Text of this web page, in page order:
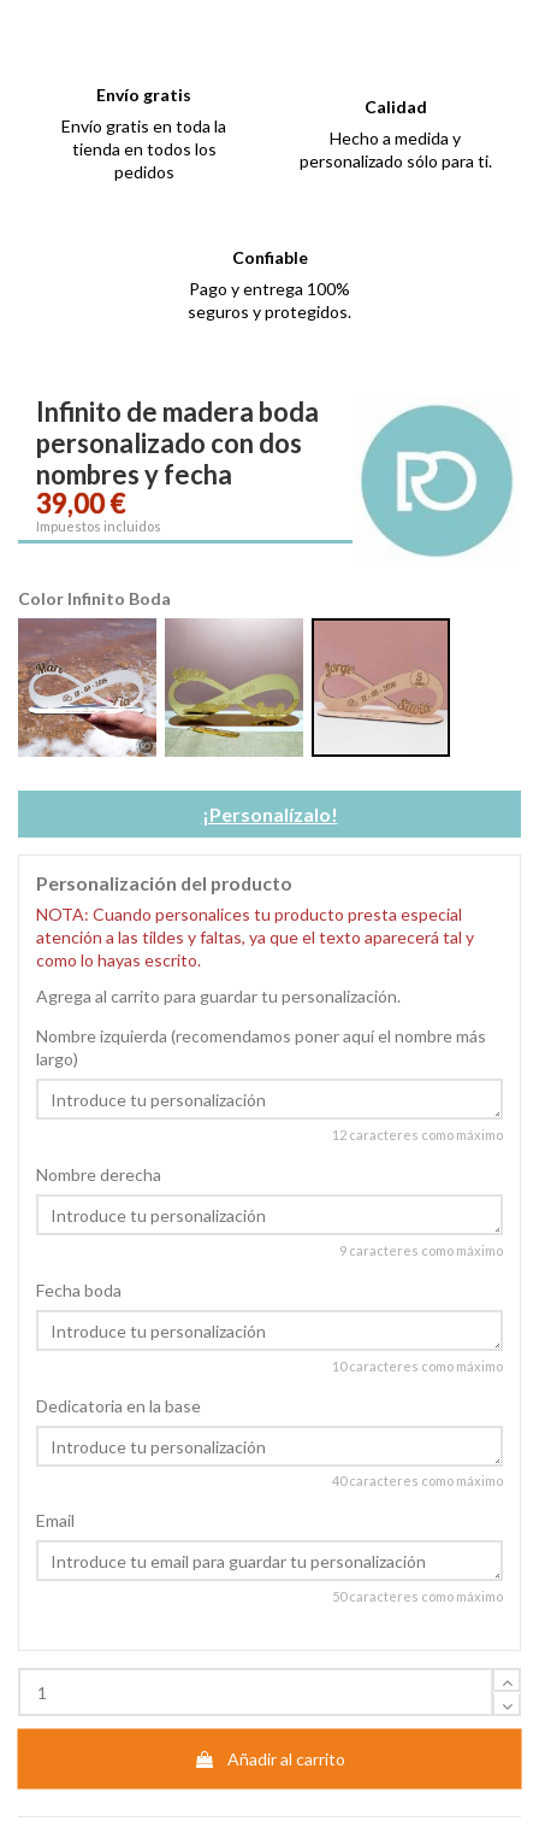
Envío gratis
Envío gratis en toda la
tienda en todos los
pedidos
Calidad
Hecho a medida y
personalizado sólo para ti.
Confiable
Pago y entrega 100%
seguros y protegidos.
Infinito de madera boda
personalizado con dos
nombres y fecha
39,00 €
Impuestos incluidos
Color Infinito Boda
¡Personalízalo!
Personalización del producto
NOTA: Cuando personalices tu producto presta especial
atención a las tildes y faltas, ya que el texto aparecerá tal y
como lo hayas escrito.
Agrega al carrito para guardar tu personalización.
Nombre izquierda (recomendamos poner aquí el nombre más
largo)
12 caracteres como máximo
Nombre derecha
9 caracteres como máximo
Fecha boda
10 caracteres como máximo
Dedicatoria en la base
40 caracteres como máximo
Email
50 caracteres como máximo
Añadir al carrito